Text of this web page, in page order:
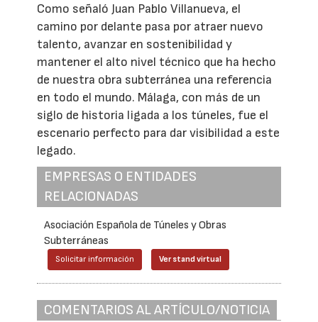
Como señaló Juan Pablo Villanueva, el
camino por delante pasa por atraer nuevo
talento, avanzar en sostenibilidad y
mantener el alto nivel técnico que ha hecho
de nuestra obra subterránea una referencia
en todo el mundo. Málaga, con más de un
siglo de historia ligada a los túneles, fue el
escenario perfecto para dar visibilidad a este
legado.
EMPRESAS O ENTIDADES
RELACIONADAS
Asociación Española de Túneles y Obras
Subterráneas
Solicitar información Ver stand virtual
COMENTARIOS AL ARTÍCULO/NOTICIA